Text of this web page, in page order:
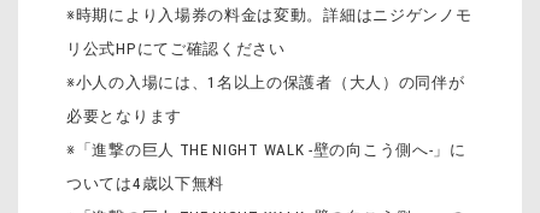
※時期により入場券の料金は変動。詳細はニジゲンノモ
リ公式HPにてご確認ください
※小人の入場には、1名以上の保護者（大人）の同伴が
必要となります
※「進撃の巨人 THE NIGHT WALK -壁の向こう側へ-」に
ついては4歳以下無料